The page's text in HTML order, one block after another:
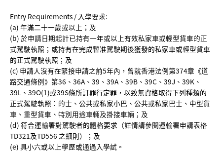
Entry Requirements / 入學要求:
(a) 年滿二十一歲或以上；及
(b) 於申請日期起計已持有一年或以上有效私家車或輕型貨車的正
式駕駛執照；或持有在完成暫准駕駛期後獲發的私家車或輕型貨車
的正式駕駛執照；及
(c) 申請人沒有在緊接申請之前5年內，曾就香港法例第374章《道
路交通條例》第36、36A、39、39A、39B、39C、39J、39K、
39L、39O(1)或39S條所訂罪行定罪，以致無資格取得下列種類的
正式駕駛執照：的士、公共或私家小巴、公共或私家巴士、中型貨
車、重型貨車、特別用途車輛及掛接車輛；及
(d) 符合運輸署對駕駛者的體格要求（詳情請參閱運輸署申請表格
TD321及TD556 之細則）；及
(e) 具小六或以上學歷或通過入學試。